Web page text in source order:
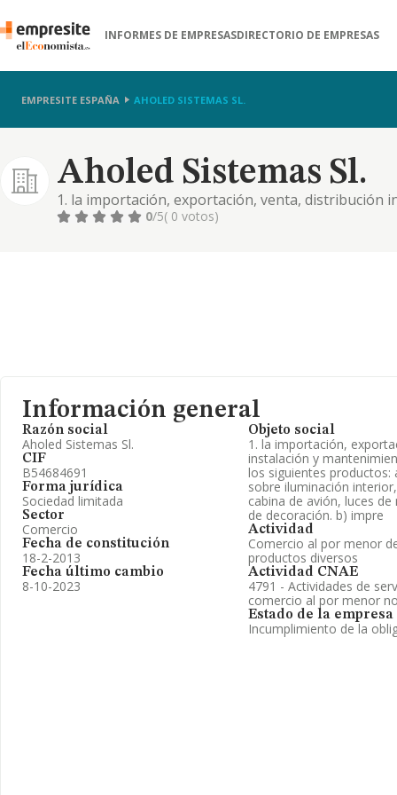
INFORMES DE EMPRESASDIRECTORIO DE EMPRESAS
EMPRESITE ESPAÑA AHOLED SISTEMAS SL.
Aholed Sistemas Sl.
1. la importación, exportación, venta, distribución
de los siguientes productos: a) todos los
0/5( 0 votos)
Información general
Razón social
Aholed Sistemas Sl.
CIF
B54684691
Forma jurídica
Sociedad limitada
Sector
Comercio
Fecha de constitución
18-2-2013
Fecha último cambio
8-10-2023
Objeto social
1. la importación,
instalación y
los siguientes
sobre iluminación
cabina de avión, luces
de decoración. b) impre
Actividad
Comercio al por menor
productos diversos
Actividad CNAE
4791 - Actividades de
comercio al por menor
Estado de la empresa
Incumplimiento de la